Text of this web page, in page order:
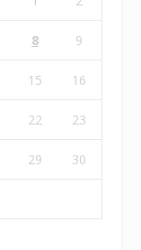
8 9
15 16
22 23
29 30